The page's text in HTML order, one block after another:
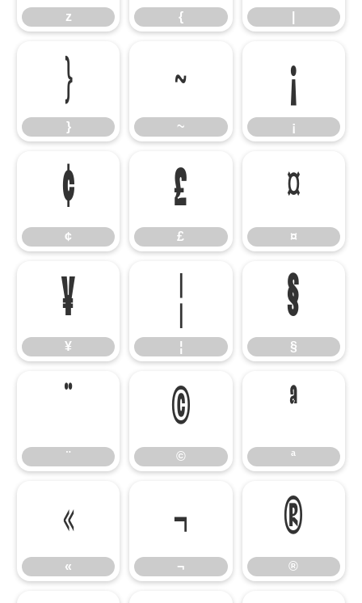
z {
}
}
~
~
¡
¡
¢
¢
£
£
¤
¤
¥
¥
¦
¦
§
§
¨
©
©
ª
ª
«
«
¬
¬
®
®